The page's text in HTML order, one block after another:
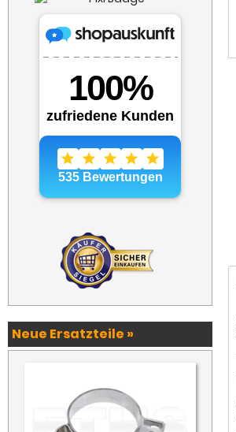
Neue Ersatzteile »